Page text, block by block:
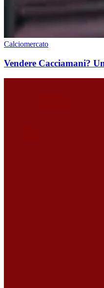
Calciomercato
Vendere Cacciamani?